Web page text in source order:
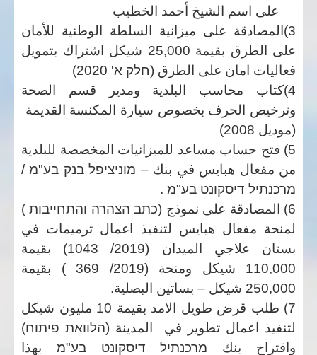
على اسم الشيخ أحمد الخطيب
3)المصادقة على ميزانية السلطة الوطنية للأمان
على الطرق بقيمة 25,000 شيكل اشتراك بتمويل
فعاليات امان على الطرق (חלק א' 2020)
4)كتاب محاسب البلدية ومدير قسم الصحة
وترخيص الحرف بخصوص سيارة المكنسة القديمة
(موديل 2008)
5) فتح حساب مساعد للميزانيات المخصصة للبلدية
من مفعال هبايس في بنك – מוניציפל בנק בע"מ/
מרכנתיל דיסקונט בע"מ .
6) المصادقة على نموذج (
כתב הצהרה והתחייבות)
لمنحة مفعال هبايس
لتنفيذ اعمال ترميمات في
بستان علاجي الميدان (2019/ 1043)
بقيمة
110,000
شيكل ومنحة (
2019/ 369 )
بقيمة
250,000 شيكل – بساتين
البصلية.
7) طلب قرض طويل الامد بقيمة 10 مليون شيكل
لتنفيذ اعمال تطوير في المدينة (הלוואת פיתוח)
واقتراح بنك מרכנתיל דיסקונט בע"מ بهذا